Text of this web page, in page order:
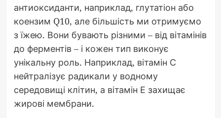
антиоксиданти, наприклад, глутатіон або
коензим Q10, але більшість ми отримуємо
з їжею. Вони бувають різними – від вітамінів
до ферментів – і кожен тип виконує
унікальну роль. Наприклад, вітамін С
нейтралізує радикали у водному
середовищі клітин, а вітамін Е захищає
жирові мембрани.